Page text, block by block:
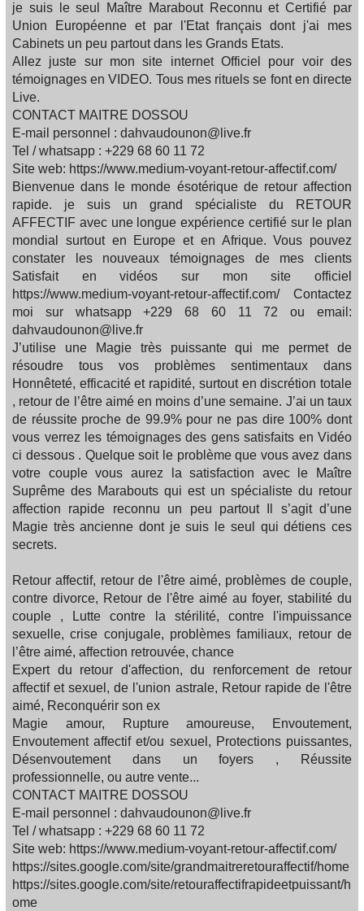
je suis le seul Maître Marabout Reconnu et Certifié par
Union Européenne et par l'Etat français dont j'ai mes
Cabinets un peu partout dans les Grands Etats.
Allez juste sur mon site internet Officiel pour voir des
témoignages en VIDEO. Tous mes rituels se font en directe
Live.
CONTACT MAITRE DOSSOU
E-mail personnel : dahvaudounon@live.fr
Tel / whatsapp : +229 68 60 11 72
Site web: https://www.medium-voyant-retour-affectif.com/
Bienvenue dans le monde ésotérique de retour affection
rapide. je suis un grand spécialiste du RETOUR
AFFECTIF avec une longue expérience certifié sur le plan
mondial surtout en Europe et en Afrique. Vous pouvez
constater les nouveaux témoignages de mes clients
Satisfait en vidéos sur mon site officiel
https://www.medium-voyant-retour-affectif.com/ Contactez
moi sur whatsapp +229 68 60 11 72 ou email:
dahvaudounon@live.fr
J’utilise une Magie très puissante qui me permet de
résoudre tous vos problèmes sentimentaux dans
Honnêteté, efficacité et rapidité, surtout en discrétion totale
, retour de l’être aimé en moins d’une semaine. J’ai un taux
de réussite proche de 99.9% pour ne pas dire 100% dont
vous verrez les témoignages des gens satisfaits en Vidéo
ci dessous . Quelque soit le problème que vous avez dans
votre couple vous aurez la satisfaction avec le Maître
Suprême des Marabouts qui est un spécialiste du retour
affection rapide reconnu un peu partout Il s’agit d’une
Magie très ancienne dont je suis le seul qui détiens ces
secrets.
Retour affectif, retour de l'être aimé, problèmes de couple,
contre divorce, Retour de l'être aimé au foyer, stabilité du
couple , Lutte contre la stérilité, contre l'impuissance
sexuelle, crise conjugale, problèmes familiaux, retour de
l’être aimé, affection retrouvée, chance
Expert du retour d'affection, du renforcement de retour
affectif et sexuel, de l'union astrale, Retour rapide de l'être
aimé, Reconquérir son ex
Magie amour, Rupture amoureuse, Envoutement,
Envoutement affectif et/ou sexuel, Protections puissantes,
Désenvoutement dans un foyers , Réussite
professionnelle, ou autre vente...
CONTACT MAITRE DOSSOU
E-mail personnel : dahvaudounon@live.fr
Tel / whatsapp : +229 68 60 11 72
Site web: https://www.medium-voyant-retour-affectif.com/
https://sites.google.com/site/grandmaitreretouraffectif/home
https://sites.google.com/site/retouraffectifrapideetpuissant/h
ome